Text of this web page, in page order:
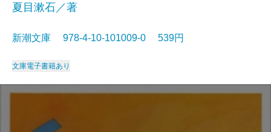
夏目漱石／著
新潮文庫 978-4-10-101009-0 539円
文庫電子書籍あり